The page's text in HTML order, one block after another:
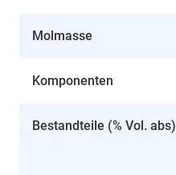
Molmasse
Komponenten
Bestandteile (% Vol. abs)